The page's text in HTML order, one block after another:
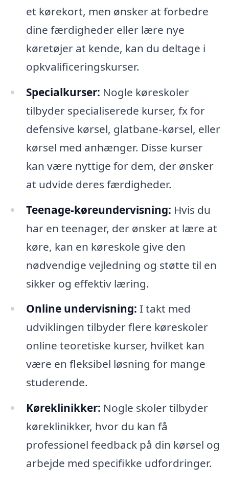
et kørekort, men ønsker at forbedre
dine færdigheder eller lære nye
køretøjer at kende, kan du deltage i
opkvalificeringskurser.
Specialkurser: Nogle køreskoler
tilbyder specialiserede kurser, fx for
defensive kørsel, glatbane-kørsel, eller
kørsel med anhænger. Disse kurser
kan være nyttige for dem, der ønsker
at udvide deres færdigheder.
Teenage-køreundervisning: Hvis du
har en teenager, der ønsker at lære at
køre, kan en køreskole give den
nødvendige vejledning og støtte til en
sikker og effektiv læring.
Online undervisning: I takt med
udviklingen tilbyder flere køreskoler
online teoretiske kurser, hvilket kan
være en fleksibel løsning for mange
studerende.
Køreklinikker: Nogle skoler tilbyder
køreklinikker, hvor du kan få
professionel feedback på din kørsel og
arbejde med specifikke udfordringer.